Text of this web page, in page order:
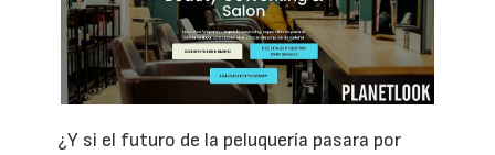
¿Y si el futuro de la peluquería pasara por